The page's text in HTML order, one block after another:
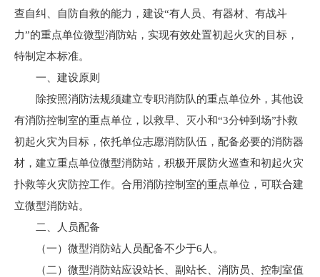
查自纠、自防自救的能力，建设“有人员、有器材、有战斗
力”的重点单位微型消防站，实现有效处置初起火灾的目标，
特制定本标准。
一、建设原则
除按照消防法规须建立专职消防队的重点单位外，其他设
有消防控制室的重点单位，以救早、灭小和“3分钟到场”扑救
初起火灾为目标，依托单位志愿消防队伍，配备必要的消防器
材，建立重点单位微型消防站，积极开展防火巡查和初起火灾
扑救等火灾防控工作。合用消防控制室的重点单位，可联合建
立微型消防站。
二、人员配备
（一）微型消防站人员配备不少于6人。
（二）微型消防站应设站长、副站长、消防员、控制室值